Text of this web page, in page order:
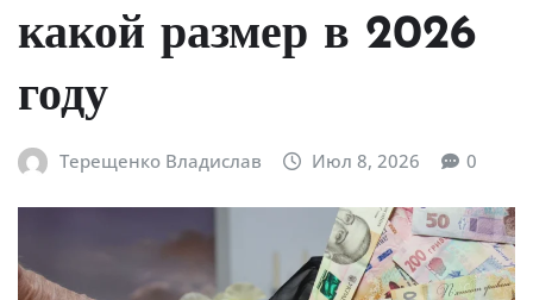
какой размер в 2026
году
Терещенко Владислав Июл 8, 2026 0